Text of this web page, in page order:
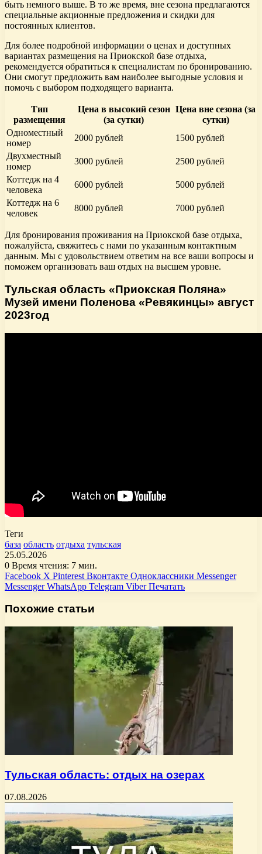
быть немного выше. В то же время, вне сезона предлагаются
специальные акционные предложения и скидки для
постоянных клиентов.
Для более подробной информации о ценах и доступных
вариантах размещения на Приокской базе отдыха,
рекомендуется обратиться к специалистам по бронированию.
Они смогут предложить вам наиболее выгодные условия и
помочь с выбором подходящего варианта.
Тип
размещения
Цена в высокий сезон
(за сутки)
Цена вне сезона (за
сутки)
Одноместный
номер
2000 рублей
1500 рублей
Двухместный
номер
3000 рублей
2500 рублей
Коттедж на 4
человека
6000 рублей
5000 рублей
Коттедж на 6
человек
8000 рублей 7000 рублей
Для бронирования проживания на Приокской базе отдыха,
пожалуйста, свяжитесь с нами по указанным контактным
данным. Мы с удовольствием ответим на все ваши вопросы и
поможем организовать ваш отдых на высшем уровне.
Тульская область «Приокская Поляна»
Музей имени Поленова «Ревякинцы» август
2023год
Теги
база область отдыха тульская
25.05.2026
0 Время чтения: 7 мин.
Facebook X Pinterest Вконтакте Одноклассники Messenger
Messenger WhatsApp Telegram Viber Печатать
Похожие статьи
Тульская область: отдых на озерах
07.08.2026